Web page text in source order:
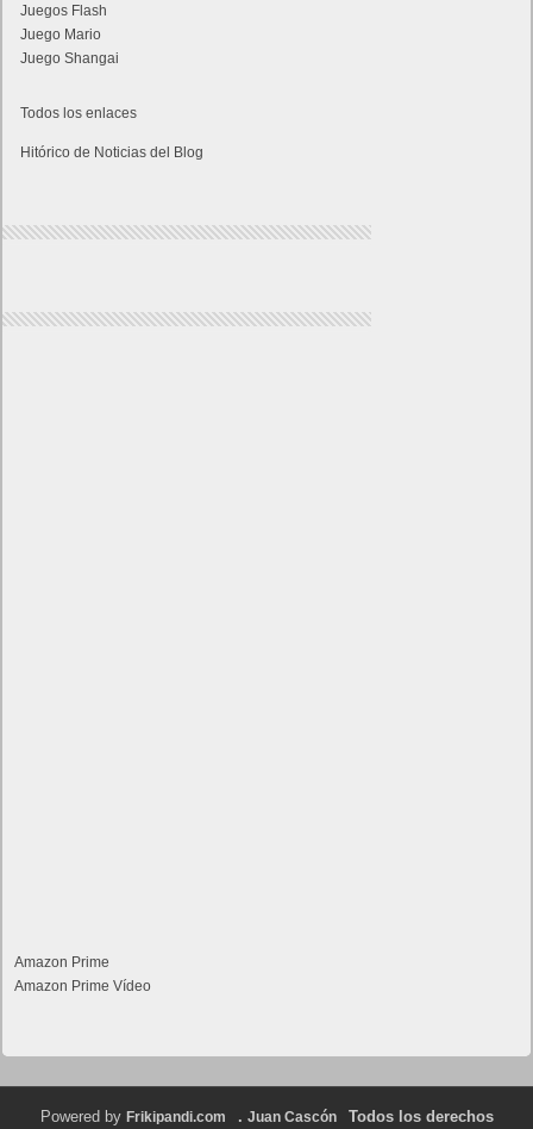
Juegos Flash
Juego Mario
Juego Shangai
Todos los enlaces
Hitórico de Noticias del Blog
Amazon Prime
Amazon Prime Vídeo
Powered by Frikipandi.com . Juan Cascón Todos los derechos